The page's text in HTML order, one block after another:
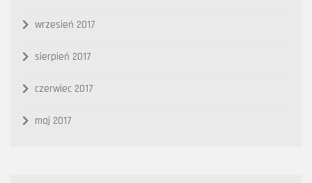
wrzesień 2017
sierpień 2017
czerwiec 2017
maj 2017